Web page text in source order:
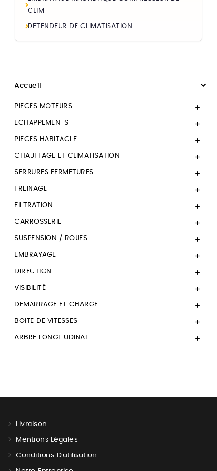
CLIM
DETENDEUR DE CLIMATISATION
Accueil 
PIECES MOTEURS 
ECHAPPEMENTS 
PIECES HABITACLE 
CHAUFFAGE ET CLIMATISATION 
SERRURES FERMETURES 
FREINAGE 
FILTRATION 
CARROSSERIE 
SUSPENSION / ROUES 
EMBRAYAGE 
DIRECTION 
VISIBILITÉ 
DEMARRAGE ET CHARGE 
BOITE DE VITESSES 
ARBRE LONGITUDINAL 
Livraison
Mentions Légales
Conditions D'utilisation